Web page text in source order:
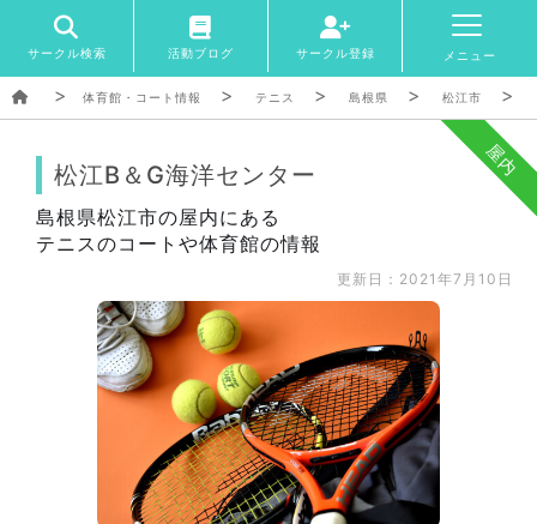
サークル検索 活動ブログ サークル登録 メニュー
体育館・コート情報 テニス 島根県 松江市
屋内
松江B＆G海洋センター
島根県松江市の屋内にある
テニスのコートや体育館の情報
更新日：2021年7月10日